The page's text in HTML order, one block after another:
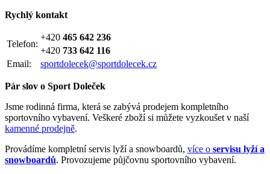
Rychlý kontakt
Telefon:
+420 465 642 236
+420 733 642 116
Email:
sportdolecek@sportdolecek.cz
Pár slov o Sport Doleček
Jsme rodinná firma, která se zabývá prodejem kompletního
sportovního vybavení. Veškeré zboží si můžete vyzkoušet v naší
kamenné prodejně.
Provádíme kompletní servis lyží a snowboardů, více o servisu lyží a
snowboardů. Provozujeme půjčovnu sportovního vybavení.